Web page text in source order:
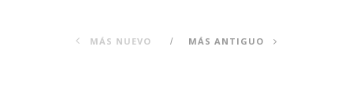
MÁS NUEVO MÁS ANTIGUO